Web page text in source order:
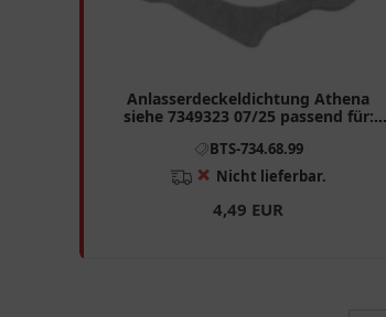
Anlasserdeckeldichtung Athena
siehe 7349323 07/25 passend für:
BTS-734.68.99
❌ Nicht lieferbar.
4,49 EUR